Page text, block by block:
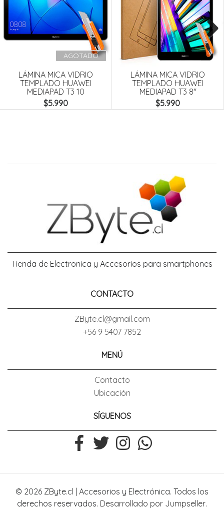
AGOTADO
LÁMINA MICA VIDRIO
TEMPLADO HUAWEI
MEDIAPAD T3 10
$5.990
LÁMINA MICA VIDRIO
TEMPLADO HUAWEI
MEDIAPAD T3 8"
$5.990
Next
Tienda de Electronica y Accesorios para smartphones
CONTACTO
ZByte.cl@gmail.com
+56 9 5407 7852
MENÚ
Contacto
Ubicación
SÍGUENOS
© 2026 ZByte.cl | Accesorios y Electrónica. Todos los
derechos reservados. Desarrollado por Jumpseller.